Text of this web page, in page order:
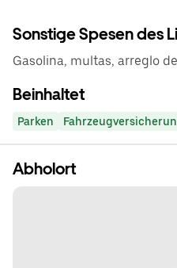
Sonstige Spesen des
Gasolina, multas, arreglo
Beinhaltet
Parken
Abholort